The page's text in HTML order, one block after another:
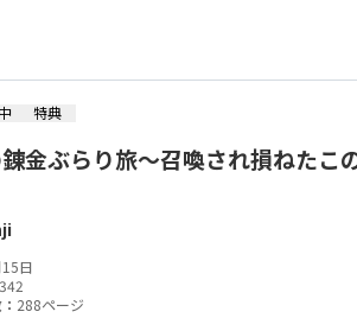
特典
金ぶらり旅～召喚され損ねたこ
日
288ページ